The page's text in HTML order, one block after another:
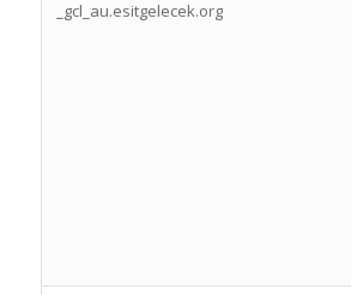
_gcl_au.esitgelecek.org